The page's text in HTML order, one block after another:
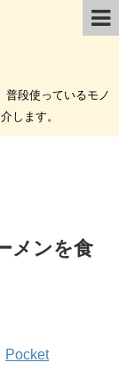
普段使っているモノ
します。
メンを食
Pocket